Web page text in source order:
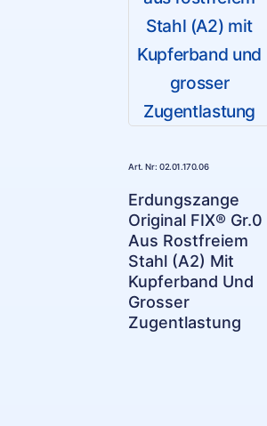
Erdungszange
Original FIX® Gr.0
Aus Rostfreiem
Stahl (A2) Mit
Kupferband Und
Grosser
Zugentlastung
Art. Nr: 02.01.170.06